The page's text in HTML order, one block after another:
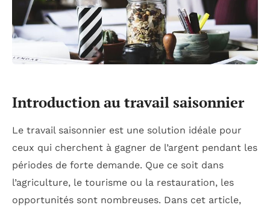
Introduction au travail saisonnier
Le travail saisonnier est une solution idéale pour
ceux qui cherchent à gagner de l’argent pendant les
périodes de forte demande. Que ce soit dans
l’agriculture, le tourisme ou la restauration, les
opportunités sont nombreuses. Dans cet article,